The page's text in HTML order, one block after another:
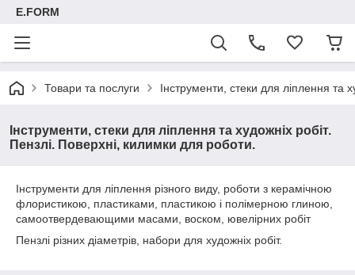
E.FORM
Товари та послуги Інструменти, стеки для ліплення та
Інструменти, стеки для ліплення та художніх робіт.
Пензлі. Поверхні, килимки для роботи.
Інструменти для ліплення різного виду, роботи з керамічною
флористикою, пластиками, пластикою і полімерною глиною,
самоотвердевающими масами, воском, ювелірних робіт
Пензлі різних діаметрів, набори для художніх робіт.